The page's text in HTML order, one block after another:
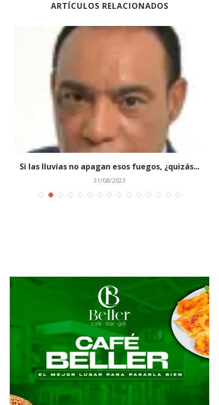
ARTÍCULOS RELACIONADOS
Si las lluvias no apagan esos fuegos, ¿quizás...
31/08/2023